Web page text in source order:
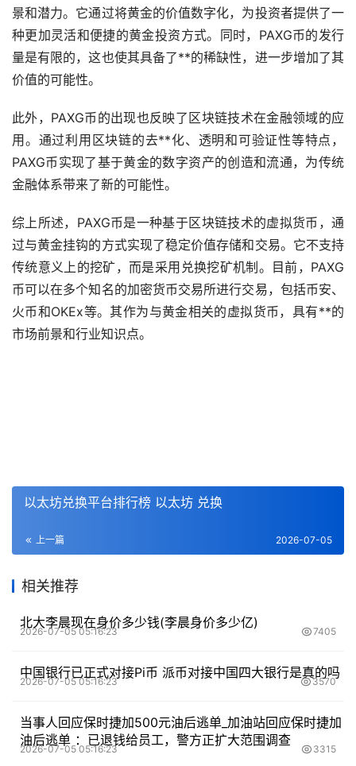
景和潜力。它通过将黄金的价值数字化，为投资者提供了一
种更加灵活和便捷的黄金投资方式。同时，PAXG币的发行
量是有限的，这也使其具备了**的稀缺性，进一步增加了其
价值的可能性。
此外，PAXG币的出现也反映了区块链技术在金融领域的应
用。通过利用区块链的去**化、透明和可验证性等特点，
PAXG币实现了基于黄金的数字资产的创造和流通，为传统
金融体系带来了新的可能性。
综上所述，PAXG币是一种基于区块链技术的虚拟货币，通
过与黄金挂钩的方式实现了稳定价值存储和交易。它不支持
传统意义上的挖矿，而是采用兑换挖矿机制。目前，PAXG
币可以在多个知名的加密货币交易所进行交易，包括币安、
火币和OKEx等。其作为与黄金相关的虚拟货币，具有**的
市场前景和行业知识点。
以太坊兑换平台排行榜 以太坊 兑换
上一篇 2026-07-05
相关推荐
北大李晨现在身价多少钱(李晨身价多少亿)
2026-07-05 05:16:23 7405
中国银行已正式对接Pi币 派币对接中国四大银行是真的吗
2026-07-05 05:16:23 3570
当事人回应保时捷加500元油后逃单_加油站回应保时捷加
油后逃单 ：已退钱给员工，警方正扩大范围调查
2026-07-05 05:16:23 3315